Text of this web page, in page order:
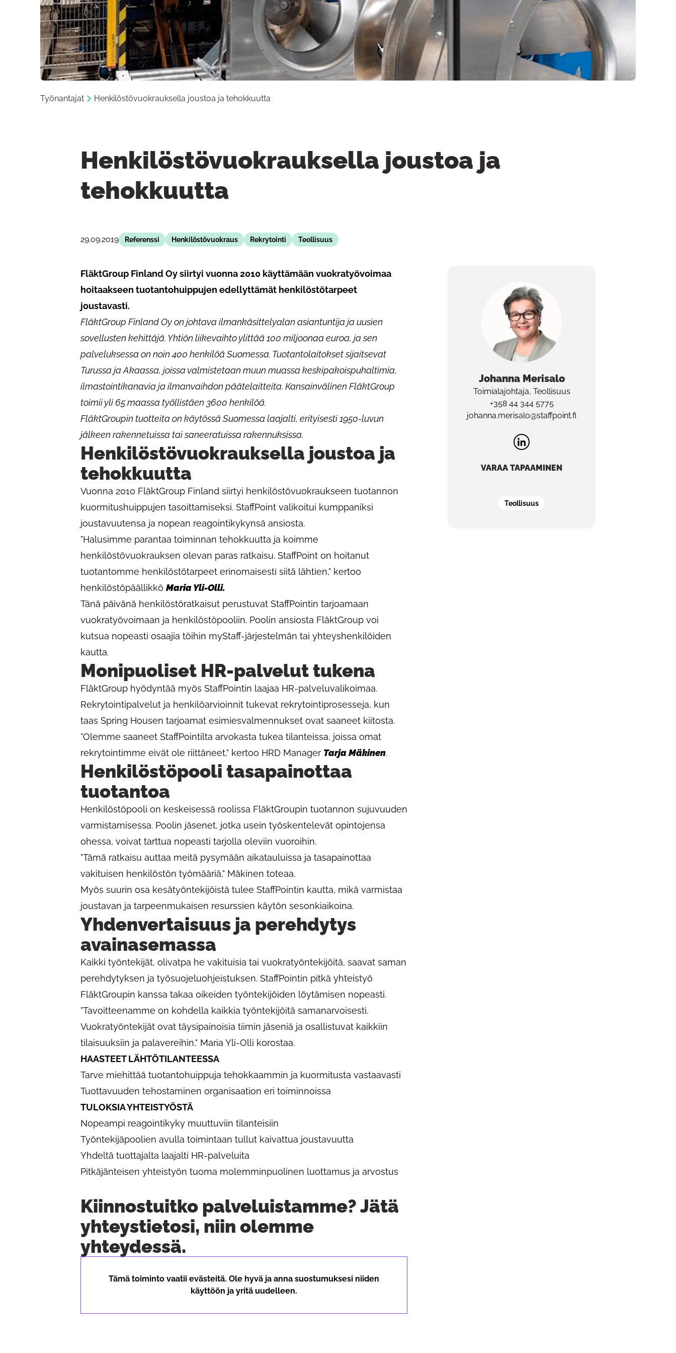
Työnantajat Henkilöstövuokrauksella joustoa ja tehokkuutta
Henkilöstövuokrauksella joustoa ja
tehokkuutta
29.09.2019 Referenssi Henkilöstövuokraus Rekrytointi Teollisuus
FläktGroup Finland Oy siirtyi vuonna 2010 käyttämään vuokratyövoimaa
hoitaakseen tuotantohuippujen edellyttämät henkilöstötarpeet
joustavasti.
FläktGroup Finland Oy on johtava ilmankäsittelyalan asiantuntija ja uusien
sovellusten kehittäjä. Yhtiön liikevaihto ylittää 100 miljoonaa euroa, ja sen
palveluksessa on noin 400 henkilöä Suomessa. Tuotantolaitokset sijaitsevat
Turussa ja Akaassa, joissa valmistetaan muun muassa keskipakoispuhaltimia,
ilmastointikanavia ja ilmanvaihdon päätelaitteita. Kansainvälinen FläktGroup
toimii yli 65 maassa työllistäen 3600 henkilöä.
FläktGroupin tuotteita on käytössä Suomessa laajalti, erityisesti 1950-luvun
jälkeen rakennetuissa tai saneeratuissa rakennuksissa.
Henkilöstövuokrauksella joustoa ja
tehokkuutta
Vuonna 2010 FläktGroup Finland siirtyi henkilöstövuokraukseen tuotannon
kuormitushuippujen tasoittamiseksi. StaffPoint valikoitui kumppaniksi
joustavuutensa ja nopean reagointikykynsä ansiosta.
"Halusimme parantaa toiminnan tehokkuutta ja koimme
henkilöstövuokrauksen olevan paras ratkaisu. StaffPoint on hoitanut
tuotantomme henkilöstötarpeet erinomaisesti siitä lähtien," kertoo
henkilöstöpäällikkö Maria Yli-Olli.
Tänä päivänä henkilöstöratkaisut perustuvat StaffPointin tarjoamaan
vuokratyövoimaan ja henkilöstöpooliin. Poolin ansiosta FläktGroup voi
kutsua nopeasti osaajia töihin myStaff-järjestelmän tai yhteyshenkilöiden
kautta.
Monipuoliset HR-palvelut tukena
FläktGroup hyödyntää myös StaffPointin laajaa HR-palveluvalikoimaa.
Rekrytointipalvelut ja henkilöarvioinnit tukevat rekrytointiprosesseja, kun
taas Spring Housen tarjoamat esimiesvalmennukset ovat saaneet kiitosta.
"Olemme saaneet StaffPointilta arvokasta tukea tilanteissa, joissa omat
rekrytointimme eivät ole riittäneet," kertoo HRD Manager Tarja Mäkinen.
Henkilöstöpooli tasapainottaa
tuotantoa
Henkilöstöpooli on keskeisessä roolissa FläktGroupin tuotannon sujuvuuden
varmistamisessa. Poolin jäsenet, jotka usein työskentelevät opintojensa
ohessa, voivat tarttua nopeasti tarjolla oleviin vuoroihin.
"Tämä ratkaisu auttaa meitä pysymään aikatauluissa ja tasapainottaa
vakituisen henkilöstön työmääriä," Mäkinen toteaa.
Myös suurin osa kesätyöntekijöistä tulee StaffPointin kautta, mikä varmistaa
joustavan ja tarpeenmukaisen resurssien käytön sesonkiaikoina.
Yhdenvertaisuus ja perehdytys
avainasemassa
Kaikki työntekijät, olivatpa he vakituisia tai vuokratyöntekijöitä, saavat saman
perehdytyksen ja työsuojeluohjeistuksen. StaffPointin pitkä yhteistyö
FläktGroupin kanssa takaa oikeiden työntekijöiden löytämisen nopeasti.
"Tavoitteenamme on kohdella kaikkia työntekijöitä samanarvoisesti.
Vuokratyöntekijät ovat täysipainoisia tiimin jäseniä ja osallistuvat kaikkiin
tilaisuuksiin ja palavereihin," Maria Yli-Olli korostaa.
HAASTEET LÄHTÖTILANTEESSA
Tarve miehittää tuotantohuippuja tehokkaammin ja kuormitusta vastaavasti
Tuottavuuden tehostaminen organisaation eri toiminnoissa
TULOKSIA YHTEISTYÖSTÄ
Nopeampi reagointikyky muuttuviin tilanteisiin
Työntekijäpoolien avulla toimintaan tullut kaivattua joustavuutta
Yhdeltä tuottajalta laajalti HR-palveluita
Pitkäjänteisen yhteistyön tuoma molemminpuolinen luottamus ja arvostus
Kiinnostuitko palveluistamme? Jätä
yhteystietosi, niin olemme
yhteydessä.
Tämä toiminto vaatii evästeitä. Ole hyvä ja anna suostumuksesi niiden
käyttöön ja yritä uudelleen.
Johanna Merisalo
Toimialajohtaja, Teollisuus
+358 44 344 5775
johanna.merisalo@staffpoint.fi
VARAA TAPAAMINEN
Teollisuus